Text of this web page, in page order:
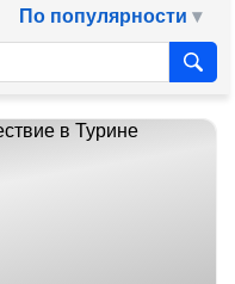
По популярности